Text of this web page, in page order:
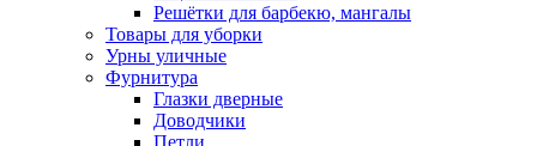
Решётки для барбекю, мангалы
Товары для уборки
Урны уличные
Фурнитура
Глазки дверные
Доводчики